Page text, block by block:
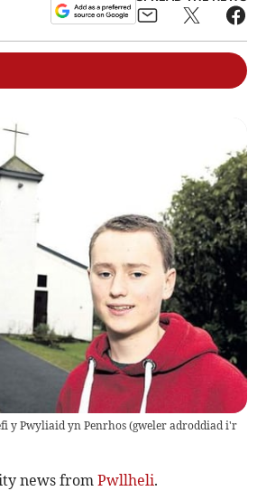
y Pwyliaid yn Penrhos (gweler adroddiad i'r
news fromPwllheli.